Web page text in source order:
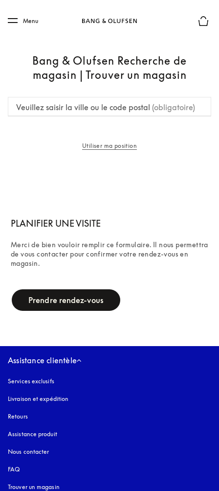
Skip to main footer
Menu
Bang & Olufsen Recherche de
magasin | Trouver un magasin
Veuillez saisir la ville ou le code postal (obligatoire)
Utiliser ma position
PLANIFIER UNE VISITE
Merci de bien vouloir remplir ce formulaire. Il nous permettra
de vous contacter pour confirmer votre rendez-vous en
magasin.
Prendre rendez-vous
Assistance clientèle
Services exclusifs
Livraison et expédition
Retours
Assistance produit
Nous contacter
FAQ
Trouver un magasin